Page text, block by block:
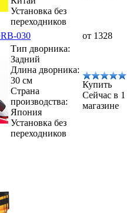
Установка без
переходников
030
от 1328
Тип дворника:
Задний
Длина дворника:
30 см
Страна
производства:
Япония
Установка без
переходников
Купить
Сейчас в 1
магазине